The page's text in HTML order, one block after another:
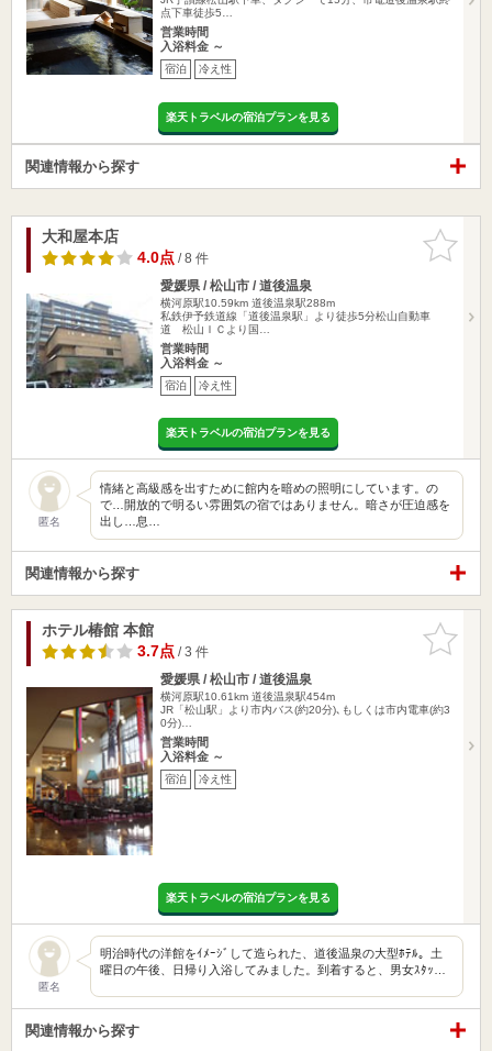
点下車徒歩5…
営業時間
入浴料金 ～
宿泊 冷え性
楽天トラベルの宿泊プランを見る
関連情報から探す
お気に入
りに追加
大和屋本店
4.0点/ 8 件
愛媛県 / 松山市 / 道後温泉
横河原駅10.59km 道後温泉駅288m
私鉄伊予鉄道線「道後温泉駅」より徒歩5分松山自動車
道 松山ＩＣより国…
営業時間
入浴料金 ～
宿泊 冷え性
楽天トラベルの宿泊プランを見る
匿名
情緒と高級感を出すために館内を暗めの照明にしています。の
で…開放的で明るい雰囲気の宿ではありません。暗さが圧迫感を
出し…息…
関連情報から探す
お気に入
りに追加
ホテル椿館 本館
3.7点/ 3 件
愛媛県 / 松山市 / 道後温泉
横河原駅10.61km 道後温泉駅454m
JR「松山駅」より市内バス(約20分)､もしくは市内電車(約3
0分)…
営業時間
入浴料金 ～
宿泊 冷え性
楽天トラベルの宿泊プランを見る
匿名
明治時代の洋館をｲﾒｰｼﾞして造られた、道後温泉の大型ﾎﾃﾙ。土
曜日の午後、日帰り入浴してみました。到着すると、男女ｽﾀｯ…
関連情報から探す